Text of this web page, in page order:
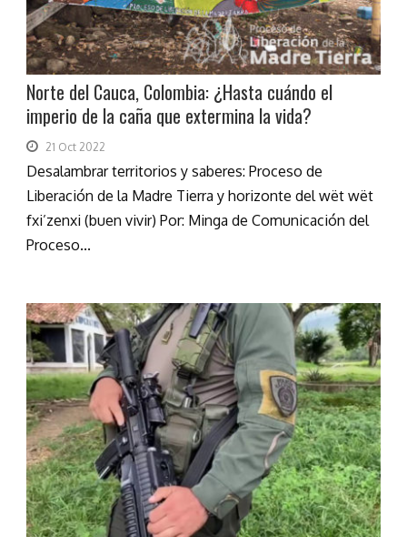
Norte del Cauca, Colombia: ¿Hasta cuándo el
imperio de la caña que extermina la vida?
21 Oct 2022
Desalambrar territorios y saberes: Proceso de
Liberación de la Madre Tierra y horizonte del wët wët
fxi’zenxi (buen vivir) Por: Minga de Comunicación del
Proceso...